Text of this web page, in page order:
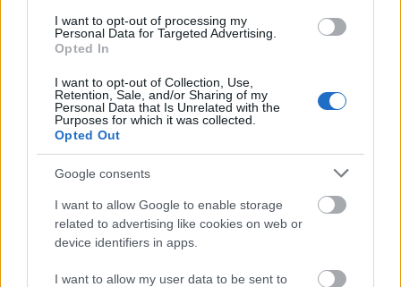
I want to opt-out of processing my
Personal Data for Targeted Advertising.
Opted In
I want to opt-out of Collection, Use,
Retention, Sale, and/or Sharing of my
Personal Data that Is Unrelated with the
Purposes for which it was collected.
Opted Out
Google consents
I want to allow Google to enable storage
related to advertising like cookies on web or
device identifiers in apps.
I want to allow my user data to be sent to
FineWines.hu - Dél (spanyol, olasz,
furmintfan•2024. november 22.
A FineWines.hu sem maradt ki az őszi
bár ebben az esetben a választéknak csak egy része